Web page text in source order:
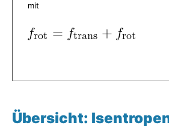
mit
Übersicht: